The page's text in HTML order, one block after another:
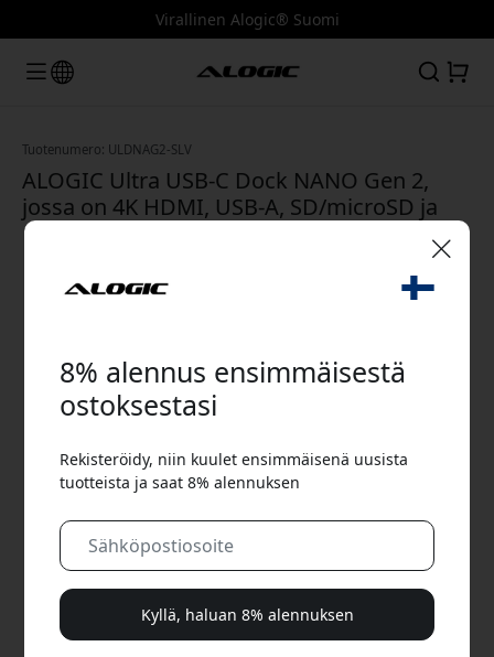
Virallinen Alogic® Suomi
Tuotenumero: ULDNAG2-SLV
ALOGIC Ultra USB-C Dock NANO Gen 2,
jossa on 4K HDMI, USB-A, SD/microSD ja
100 W PD MacBook Prolle ja Airille - Hopea
8% alennus ensimmäisestä
ostoksestasi
Rekisteröidy, niin kuulet ensimmäisenä uusista
tuotteista ja saat 8% alennuksen
Kyllä, haluan 8% alennuksen
🎉 Alennuskoodisi:
Käytä tätä koodia kassalla saadaksesi 8%
alennuksen.